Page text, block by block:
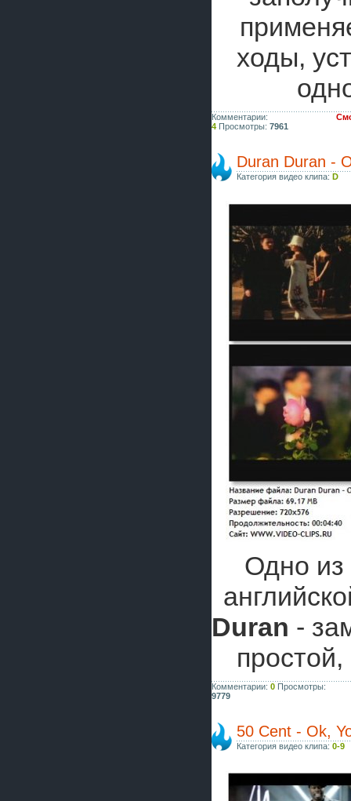
ходы,
Комментарии:
4 Просмотры: 7961
Duran Duran -
Категория видео клипа: D
Одно из
Duran -
Комментарии: 0 Просмотры:
9779
50 Cent - Ok,
Категория видео клипа: 0-9